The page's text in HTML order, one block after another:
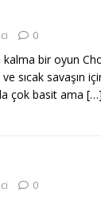
0
kalma bir oyun
sıcak savaşın
çok basit ama […]
0